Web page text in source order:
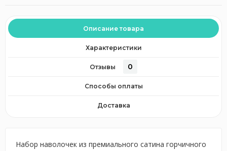
Описание товара
Характеристики
Отзывы 0
Способы оплаты
Доставка
Набор наволочек из премиального сатина горчичного